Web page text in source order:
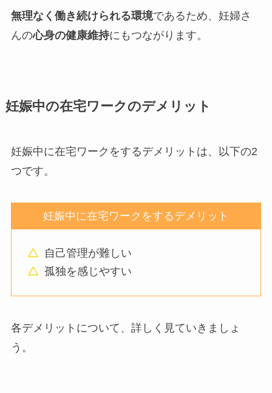
無理なく働き続けられる環境であるため、妊婦さ
んの心身の健康維持にもつながります。
妊娠中の在宅ワークのデメリット
妊娠中に在宅ワークをするデメリットは、以下の2
つです。
妊娠中に在宅ワークをするデメリット
自己管理が難しい
孤独を感じやすい
各デメリットについて、詳しく見ていきましょ
う。